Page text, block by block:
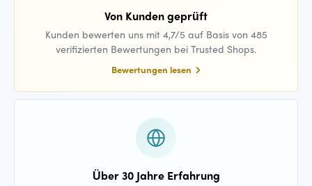
Von Kunden geprüft
Kunden bewerten uns mit 4,7/5 auf Basis von 485
verifizierten Bewertungen bei Trusted Shops.
Bewertungen lesen
Über 30 Jahre Erfahrung